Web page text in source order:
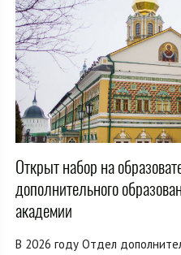
Открыт набор на
дополнительного
академии
В 2026 году Отдел